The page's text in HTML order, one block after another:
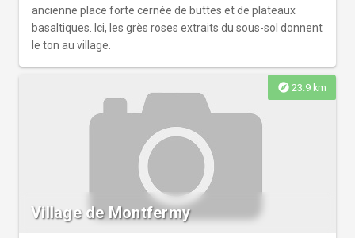
ancienne place forte cernée de buttes et de plateaux
basaltiques. Ici, les grès roses extraits du sous-sol donnent
le ton au village.
explore 23.9 km
Village de Montfermy